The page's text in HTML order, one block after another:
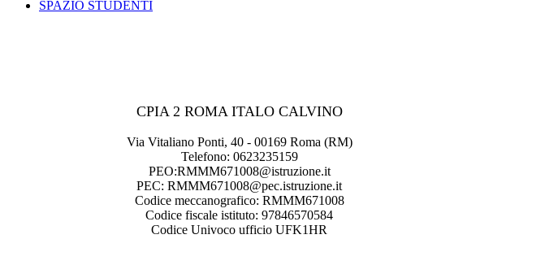
SPAZIO STUDENTI
CPIA 2 ROMA ITALO CALVINO
Via Vitaliano Ponti, 40 - 00169 Roma (RM)
Telefono: 0623235159
PEO:RMMM671008@istruzione.it
PEC: RMMM671008@pec.istruzione.it
Codice meccanografico: RMMM671008
Codice fiscale istituto: 97846570584
Codice Univoco ufficio UFK1HR